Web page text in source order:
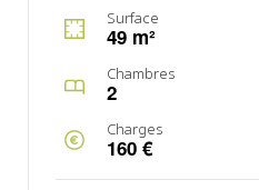
Surface
49 m²
Chambres
2
Charges
160 €